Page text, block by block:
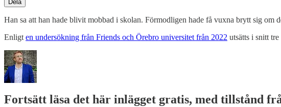
Dela
Han sa att han hade blivit mobbad i skolan. Förmodligen hade få vuxna brytt sig om
Enligt en undersökning från Friends och Örebro universitet från 2022 utsätts i snitt
Fortsätt läsa det här inlägget gratis, med tillstånd